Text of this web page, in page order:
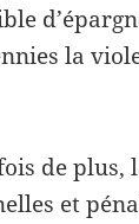
la
de plus,
et